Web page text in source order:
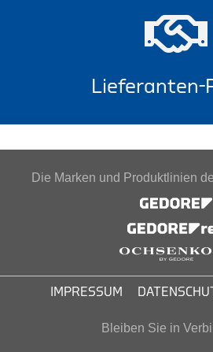
Lieferanten-
Die Marken und Produktlinien
IMPRESSUM
Bleiben Sie in